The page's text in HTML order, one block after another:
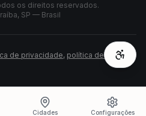
Cidades Configurações
os direitos reservados.
SP — Brasil
de privacidade, política de cookies